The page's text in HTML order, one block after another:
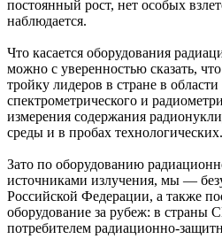
постоянный рост, нет особых
наблюдается.
Что касается оборудования
можно с уверенностью сказать,
тройку лидеров в стране в области
спектрометрического и
измерения содержания
среды и в пробах технологических.
Зато по оборудованию
источниками излучения, мы —
Российской Федерации, а также
оборудование за рубеж: в
потребителем радиационно-